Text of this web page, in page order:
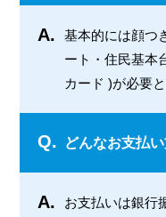
A.
基本的には顔つ
ート・住民基本
カード )が必要
Q. どんなお支払
A.
お支払いは銀行